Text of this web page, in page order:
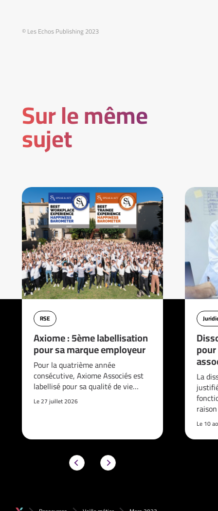
© Les Echos Publishing 2023
Sur le même
sujet
RSE
Axiome : 5ème labellisation
pour sa marque employeur
Pour la quatrième année
consécutive, Axiome Associés est
labellisé pour sa qualité de vie…
Le 27 juillet 2026
La
Le 10